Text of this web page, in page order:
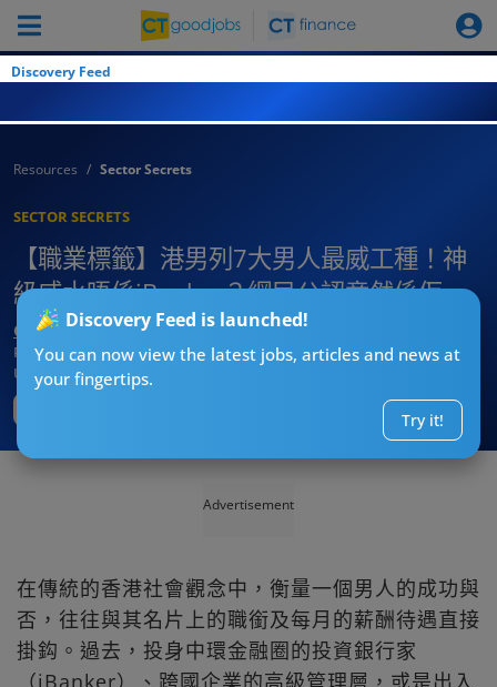
Discovery Feed
Discovery Feed is launched!
You can now view the latest jobs, articles and news at
your fingertips.
Try it!
Resources Sector Secrets
SECTOR SECRETS
【職業標籤】港男列7大男人最威工種！神
級威水唔係iBanker？網民公認竟然係佢
CTgoodjobs’ Editor
Published: 2026-07-13 20:15
Updated:2026-07-13 20:15
Advertisement
在傳統的香港社會觀念中，衡量一個男人的成功與
否，往往與其名片上的職銜及每月的薪酬待遇直接
掛鈎。過去，投身中環金融圈的投資銀行家
（iBanker）、跨國企業的高級管理層，或是出入